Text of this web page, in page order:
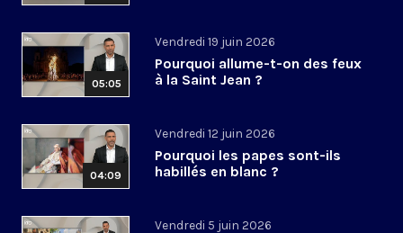
05:05
Vendredi 19 juin 2026
Pourquoi allume-t-on des feux
à la Saint Jean ?
04:09
Vendredi 12 juin 2026
Pourquoi les papes sont-ils
habillés en blanc ?
Vendredi 5 juin 2026